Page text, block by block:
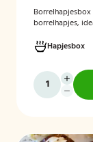
borrelhapjes,
zalmrolletjes,
gepresenteerd
Hapjesbox